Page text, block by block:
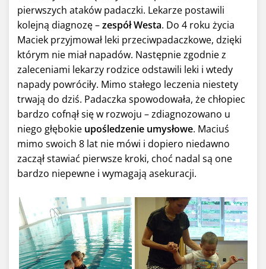
pierwszych ataków padaczki. Lekarze postawili
kolejną diagnozę –zespół Westa. Do 4 roku życia
Maciek przyjmował leki przeciwpadaczkowe, dzięki
którym nie miał napadów. Następnie zgodnie z
zaleceniami lekarzy rodzice odstawili leki i wtedy
napady powróciły. Mimo stałego leczenia niestety
trwają do dziś. Padaczka spowodowała, że chłopiec
bardzo cofnął się w rozwoju – zdiagnozowano u
niego głębokie upośledzenie umysłowe. Maciuś
mimo swoich 8 lat nie mówi i dopiero niedawno
zaczął stawiać pierwsze kroki, choć nadal są one
bardzo niepewne i wymagają asekuracji.